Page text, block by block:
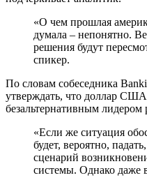
«О чем прошлая
думала – непонятно.
решения будут
спикер.
По словам собеседника
утверждать, что доллар США
безальтернативным
«Если же ситуация
будет, вероятно,
сценарий
системы. Однако даже